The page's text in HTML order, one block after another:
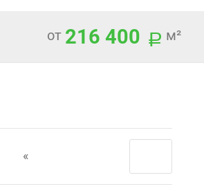
от 216 400 м²
«